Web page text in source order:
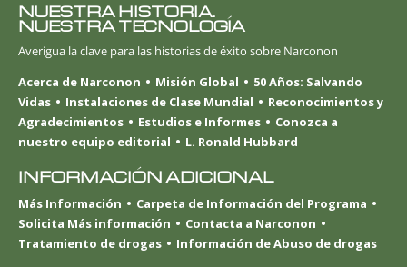
NUESTRA HISTORIA.
NUESTRA TECNOLOGÍA
Averigua la clave para las historias de éxito sobre Narconon
Acerca de Narconon
Misión Global
50 Años: Salvando
Vidas
Instalaciones de Clase Mundial
Reconocimientos y
Agradecimientos
Estudios e Informes
Conozca a
nuestro equipo editorial
L. Ronald Hubbard
INFORMACIÓN ADICIONAL
Más Información
Carpeta de Información del Programa
Solicita Más información
Contacta a Narconon
Tratamiento de drogas
Información de Abuso de drogas